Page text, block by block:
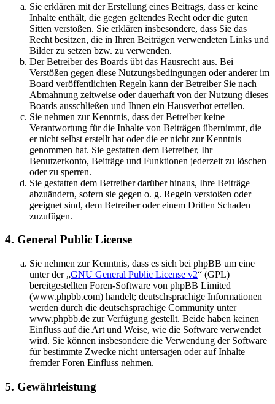
Sie erklären mit der Erstellung eines Beitrags, dass er keine
Inhalte enthält, die gegen geltendes Recht oder die guten
Sitten verstoßen. Sie erklären insbesondere, dass Sie das
Recht besitzen, die in Ihren Beiträgen verwendeten Links und
Bilder zu setzen bzw. zu verwenden.
Der Betreiber des Boards übt das Hausrecht aus. Bei
Verstößen gegen diese Nutzungsbedingungen oder anderer im
Board veröffentlichten Regeln kann der Betreiber Sie nach
Abmahnung zeitweise oder dauerhaft von der Nutzung dieses
Boards ausschließen und Ihnen ein Hausverbot erteilen.
Sie nehmen zur Kenntnis, dass der Betreiber keine
Verantwortung für die Inhalte von Beiträgen übernimmt, die
er nicht selbst erstellt hat oder die er nicht zur Kenntnis
genommen hat. Sie gestatten dem Betreiber, Ihr
Benutzerkonto, Beiträge und Funktionen jederzeit zu löschen
oder zu sperren.
Sie gestatten dem Betreiber darüber hinaus, Ihre Beiträge
abzuändern, sofern sie gegen o. g. Regeln verstoßen oder
geeignet sind, dem Betreiber oder einem Dritten Schaden
zuzufügen.
4. General Public License
Sie nehmen zur Kenntnis, dass es sich bei phpBB um eine
unter der „GNU General Public License v2“ (GPL)
bereitgestellten Foren-Software von phpBB Limited
(www.phpbb.com) handelt; deutschsprachige Informationen
werden durch die deutschsprachige Community unter
www.phpbb.de zur Verfügung gestellt. Beide haben keinen
Einfluss auf die Art und Weise, wie die Software verwendet
wird. Sie können insbesondere die Verwendung der Software
für bestimmte Zwecke nicht untersagen oder auf Inhalte
fremder Foren Einfluss nehmen.
5. Gewährleistung